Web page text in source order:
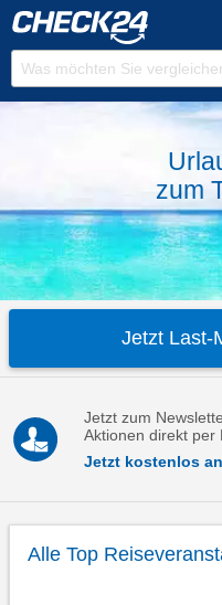
zum
Jetzt Last-
Jetzt zum
Aktionen direkt per
Jetzt kostenlos
Alle Top